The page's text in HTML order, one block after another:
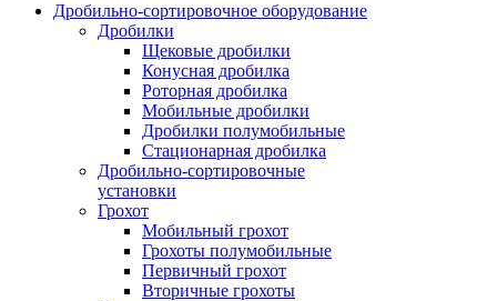
Дробильно-сортировочное оборудование
Дробилки
Щековые дробилки
Конусная дробилка
Роторная дробилка
Мобильные дробилки
Дробилки полумобильные
Стационарная дробилка
Дробильно-сортировочные
установки
Грохот
Мобильный грохот
Грохоты полумобильные
Первичный грохот
Вторичные грохоты